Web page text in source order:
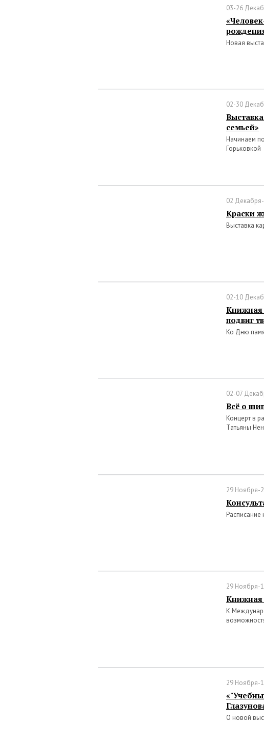
03-26
Новая
02-30
семьей»
Начинаем
Горьковкой
02
Краски
Выставка
02-10
Книжная
подвиг
Ко Дню
02-07
Всё о
Концерт в
Татьяны
29 Ноября-
Расписание
29 Ноября-
Книжная
К
29 Ноября-
О новой